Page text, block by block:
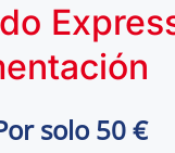
solo 50 €